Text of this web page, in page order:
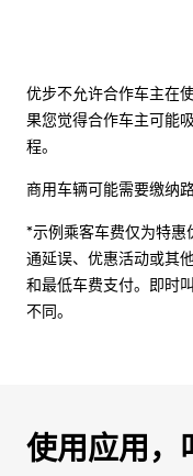
优步不允许合作车主在
果您觉得合作车主可能
程。
商用车辆可能需要缴纳
*示例乘客车费仅为特惠
通延误、优惠活动或其
和最低车费支付。即时
不同。
使用应用，